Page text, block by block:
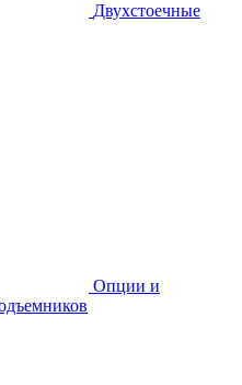
Двухстоечные
Опции и